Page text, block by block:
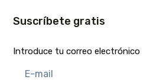
Suscríbete gratis
Introduce tu correo electrónico
mail